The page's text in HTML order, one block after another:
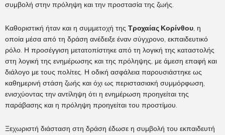
συμβολή στην πρόληψη και την προστασία της ζωής.
Καθοριστική ήταν και η συμμετοχή της Τροχαίας Κορίνθου, η
οποία μέσα από τη δράση ανέδειξε έναν σύγχρονο, εκπαιδευτικό
ρόλο. Η προσέγγιση μετατοπίστηκε από τη λογική της καταστολής
στη λογική της ενημέρωσης και της πρόληψης, με άμεση επαφή και
διάλογο με τους πολίτες. Η οδική ασφάλεια παρουσιάστηκε ως
καθημερινή στάση ζωής και όχι ως περιστασιακή συμμόρφωση,
ενισχύοντας την αντίληψη ότι η ενημέρωση προηγείται της
παράβασης και η πρόληψη προηγείται του προστίμου.
Ξεχωριστή διάσταση στη δράση έδωσε η συμβολή του εκπαιδευτή